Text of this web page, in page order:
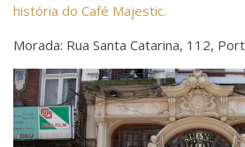
história do Café Majestic.
Morada: Rua Santa Catarina, 112,